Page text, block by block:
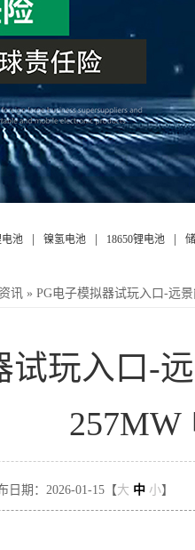
修订单位，并参与多项锂电池行业国
家标准的制定
池 镍氢电池 18650锂电池
讯 » PG电子模拟器试玩入口-远
试玩入口-
257MW
日期：2026-01-15【大 中 小】